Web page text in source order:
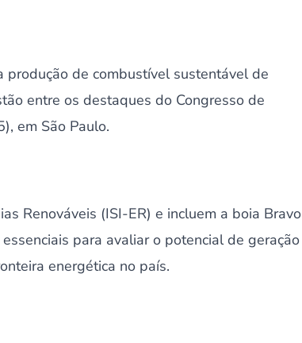
produção de combustível sustentável de
entre os destaques do Congresso de
em São Paulo.
Renováveis (ISI-ER) e incluem a boia Bravo
para avaliar o potencial de geração
energética no país.